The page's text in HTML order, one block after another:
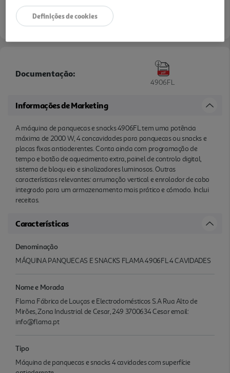
Documentação:
4906FL
Informações de Marketing
A máquina de panquecas e snacks 4906FL tem uma potência
máxima de 2000 W, 4 concavidades para panquecas ou snacks e
placas fixas antiaderentes. Conta ainda com programação de
tempo e botão de aquecimento extra, painel de controlo digital,
sistema de bloqu eio e sinalizadores luminosos. Outras
características relevantes: arrumação vertical e enrolador de cabo
integrado para um armazenamento mais prático e cómodo. Inclui
receitas.
Características
Denominação
MÁQUINA PANQUECAS E SNACKS FLAMA 4906FL 4 CAVIDADES
Nome e Morada
Flama Fábrica de Louças e Electrodomésticos S.A Rua Alto de
Mirões, Zona Industrial de Cesar, 249 3700634 Cesar email:
info@flama.pt
Tipo
Máquina de panquecas e snacks 4 cavidades com superfície
Definições de cookies